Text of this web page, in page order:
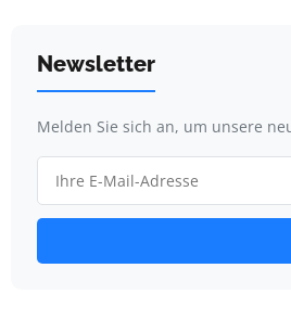
Newsletter
Melden Sie sich an, um unsere